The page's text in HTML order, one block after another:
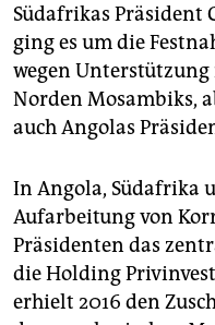
Südafrikas Präsident
ging es um die
wegen
Norden Mosambiks,
auch Angolas
In Angola, Südafrika
Aufarbeitung von
Präsidenten das
die Holding
erhielt 2016 den